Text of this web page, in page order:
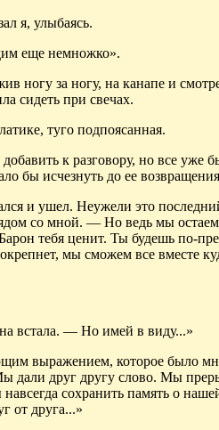
я, улыбаясь.
еще немножко».
ногу за ногу, на канапе и
сидеть при свечах.
туго подпоясанная.
к разговору, но все уже
бы исчезнуть до ее
и ушел. Неужели это
со мной. — Но ведь мы
тебя ценит. Ты будешь по-
мы сможем все вместе
встала. — Но имей в виду...»
выражением, которое было
дали друг другу слово. Мы
сохранить память о
от друга...»